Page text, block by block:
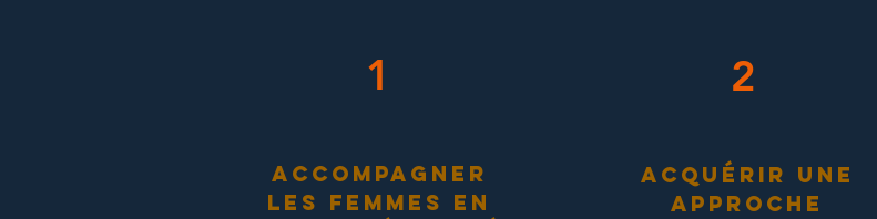
1
ACCOMPAGNER
LES FEMMES en
2
acquérir une
approche